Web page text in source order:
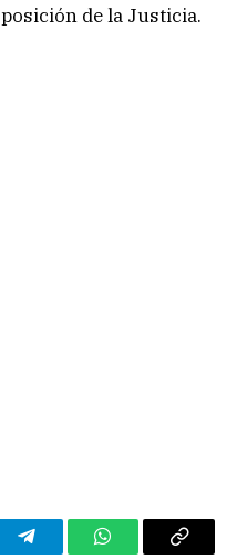
de la Justicia.
TelegramWhatsAppCopy